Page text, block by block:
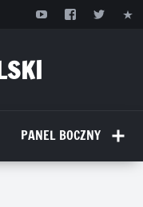
PANEL BOCZNY